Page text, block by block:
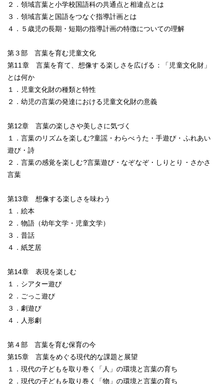
２．領域言葉と小学校国語科の共通点と相違点とは
３．領域言葉と国語をつなぐ指導計画とは
４．５歳児の長期・短期の指導計画の特徴についての理解
第３部 言葉を育む児童文化
第11章 言葉を育て、想像する楽しさを広げる：「児童文化財」
とは何か
１．児童文化財の種類と特性
２．幼児の言葉の発達における児童文化財の意義
第12章 言葉の楽しさや美しさに気づく
１．言葉のリズムを楽しむ?童謡・わらべうた・手遊び・ふれあい
遊び・詩
２．言葉の感覚を楽しむ?言葉遊び・なぞなぞ・しりとり・さかさ
言葉
第13章 想像する楽しさを味わう
１．絵本
２．物語（幼年文学・児童文学）
３．昔話
４．紙芝居
第14章 表現を楽しむ
１．シアター遊び
２．ごっこ遊び
３．劇遊び
４．人形劇
第４部 言葉を育む保育の今
第15章 言葉をめぐる現代的な課題と展望
１．現代の子どもを取り巻く「人」の環境と言葉の育ち
２．現代の子どもを取り巻く「物」の環境と言葉の育ち